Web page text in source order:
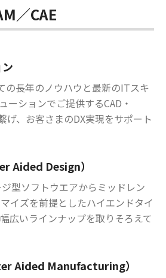
／CAE
の長年のノウハウと最新のITスキ
ーションでご提供するCAD・
げ、お客さまのDX実現をサポート
Aided Design）
型ソフトウエアからミッドレン
イズを前提としたハイエンドタイ
広いラインナップを取りそろえて
Aided Manufacturing）